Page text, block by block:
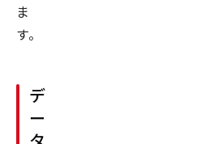
ま
す。
デ
ー